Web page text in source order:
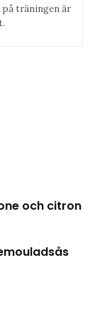
träningen är
och citron